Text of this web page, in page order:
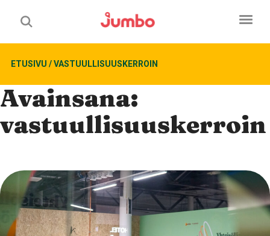
ETUSIVU /VASTUULLISUUSKERROIN
Avainsana:
vastuullisuuskerroin